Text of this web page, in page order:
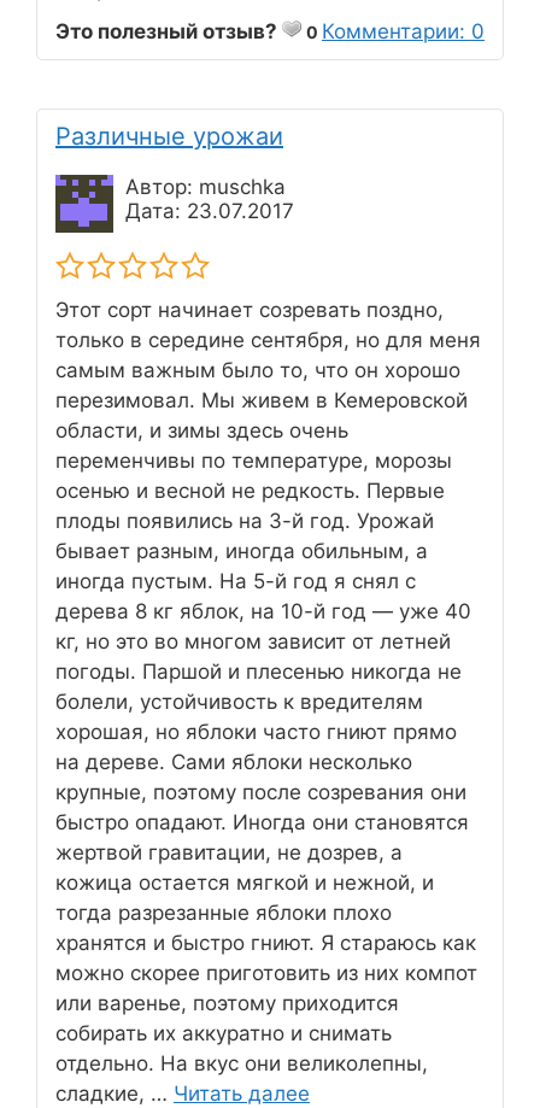
Это полезный отзыв?
0 Комментарии: 0
Различные урожаи
Автор: muschka
Дата: 23.07.2017
Этот сорт начинает созревать поздно,
только в середине сентября, но для меня
самым важным было то, что он хорошо
перезимовал. Мы живем в Кемеровской
области, и зимы здесь очень
переменчивы по температуре, морозы
осенью и весной не редкость. Первые
плоды появились на 3-й год. Урожай
бывает разным, иногда обильным, а
иногда пустым. На 5-й год я снял с
дерева 8 кг яблок, на 10-й год — уже 40
кг, но это во многом зависит от летней
погоды. Паршой и плесенью никогда не
болели, устойчивость к вредителям
хорошая, но яблоки часто гниют прямо
на дереве. Сами яблоки несколько
крупные, поэтому после созревания они
быстро опадают. Иногда они становятся
жертвой гравитации, не дозрев, а
кожица остается мягкой и нежной, и
тогда разрезанные яблоки плохо
хранятся и быстро гниют. Я стараюсь как
можно скорее приготовить из них компот
или варенье, поэтому приходится
собирать их аккуратно и снимать
отдельно. На вкус они великолепны,
сладкие, … Читать далее